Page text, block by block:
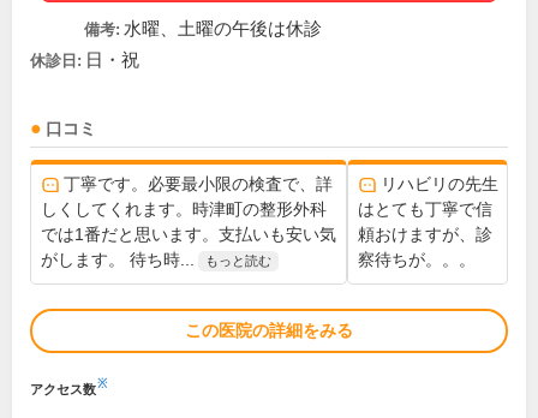
備考: 水曜、土曜の午後は休診
休診日: 日・祝
口コミ
丁寧です。必要最小限の検査で、詳
しくしてくれます。時津町の整形外科
では1番だと思います。支払いも安い気
がします。 待ち時...
もっと読む
リハビリの先生
はとても丁寧で信
頼おけますが、診
察待ちが。。。
この医院の詳細をみる
アクセス数※